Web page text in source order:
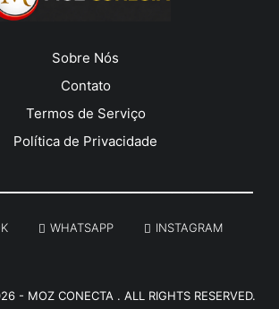
Sobre Nós
Contato
Termos de Serviço
Política de Privacidade
WHATSAPP INSTAGRAM
- MOZ CONECTA . ALL RIGHTS RESERVED.